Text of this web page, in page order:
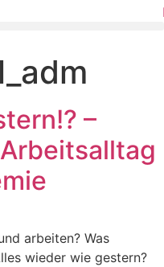
–
arbeiten? Was
wieder wie gestern?